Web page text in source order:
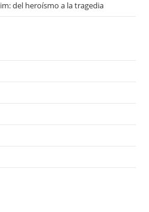
del heroísmo a la tragedia